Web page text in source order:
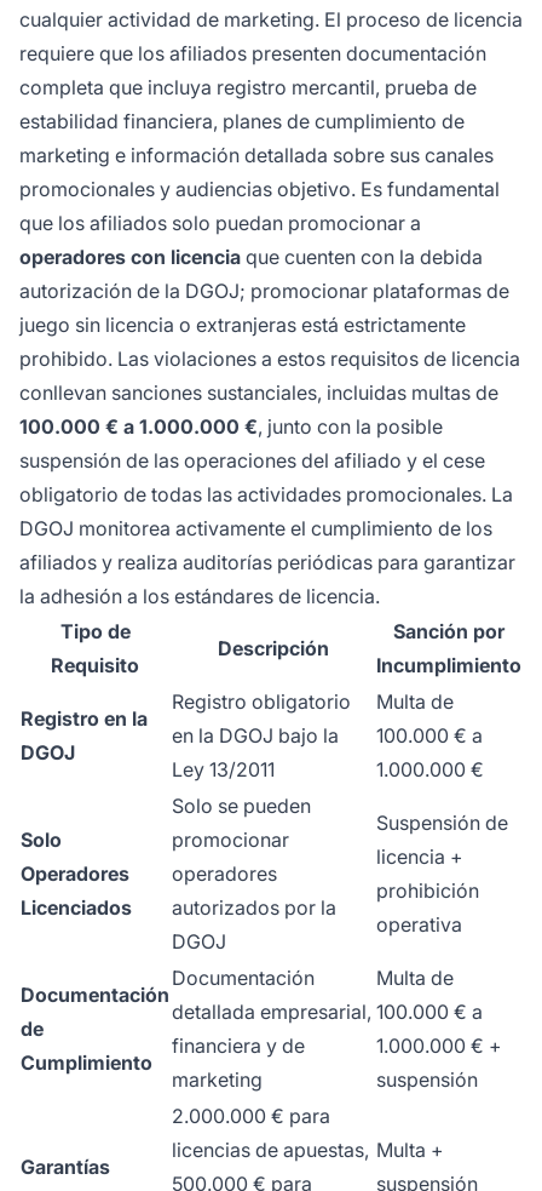
cualquier actividad de marketing. El proceso de licencia
requiere que los afiliados presenten documentación
completa que incluya registro mercantil, prueba de
estabilidad financiera, planes de cumplimiento de
marketing e información detallada sobre sus canales
promocionales y audiencias objetivo. Es fundamental
que los afiliados solo puedan promocionar a
operadores con licencia que cuenten con la debida
autorización de la DGOJ; promocionar plataformas de
juego sin licencia o extranjeras está estrictamente
prohibido. Las violaciones a estos requisitos de licencia
conllevan sanciones sustanciales, incluidas multas de
100.000 € a 1.000.000 €, junto con la posible
suspensión de las operaciones del afiliado y el cese
obligatorio de todas las actividades promocionales. La
DGOJ monitorea activamente el cumplimiento de los
afiliados y realiza auditorías periódicas para garantizar
la adhesión a los estándares de licencia.
Tipo de
Requisito
Descripción
Sanción por
Incumplimiento
Registro en la
DGOJ
Registro obligatorio
en la DGOJ bajo la
Ley 13/2011
Multa de
100.000 € a
1.000.000 €
Solo
Operadores
Licenciados
Solo se pueden
promocionar
operadores
autorizados por la
DGOJ
Suspensión de
licencia +
prohibición
operativa
Documentación
de
Cumplimiento
Documentación
detallada empresarial,
financiera y de
marketing
Multa de
100.000 € a
1.000.000 € +
suspensión
Garantías
2.000.000 € para
licencias de apuestas,
500.000 € para
Multa +
suspensión